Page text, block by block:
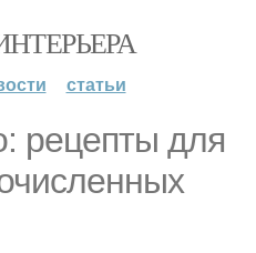
статьи
рецепты для